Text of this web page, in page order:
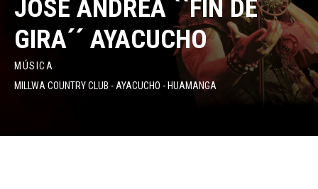
JOSE ANDREA ``FIN DE
GIRA´´ AYACUCHO
MÚSICA
MILLWA COUNTRY CLUB - AYACUCHO - HUAMANGA